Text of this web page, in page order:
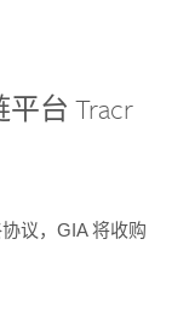
台 Tracr
议，GIA 将收购